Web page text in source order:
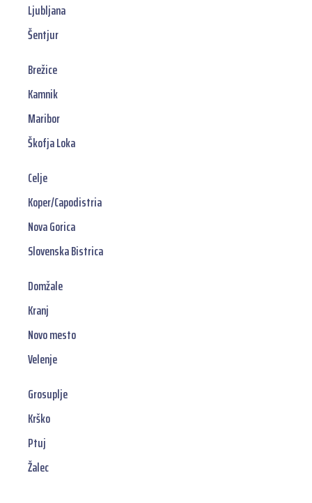
Ljubljana
Šentjur
Brežice
Kamnik
Maribor
Škofja Loka
Celje
Koper/Capodistria
Nova Gorica
Slovenska Bistrica
Domžale
Kranj
Novo mesto
Velenje
Grosuplje
Krško
Ptuj
Žalec